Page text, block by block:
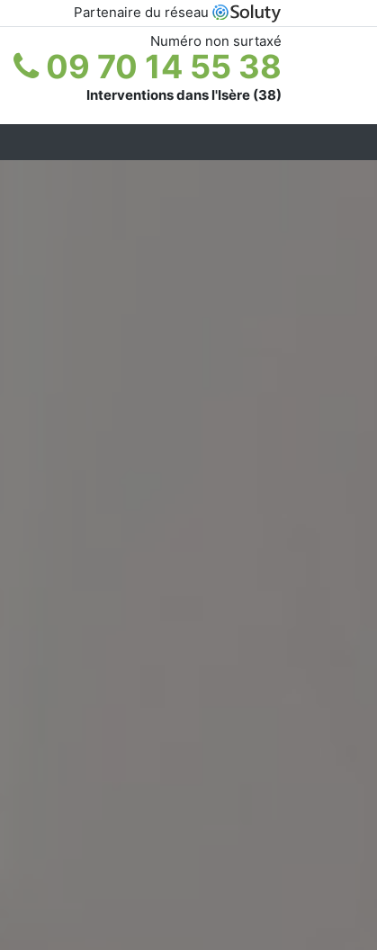
Partenaire du réseau
Numéro non surtaxé
09 70 14 55 38
Interventions dans l'Isère (38)